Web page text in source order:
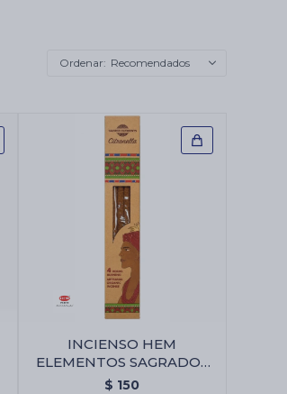
Recomendados
INCIENSO HEM
ELEMENTOS SAGRADOS
JUMBO - Citronella
$ 150